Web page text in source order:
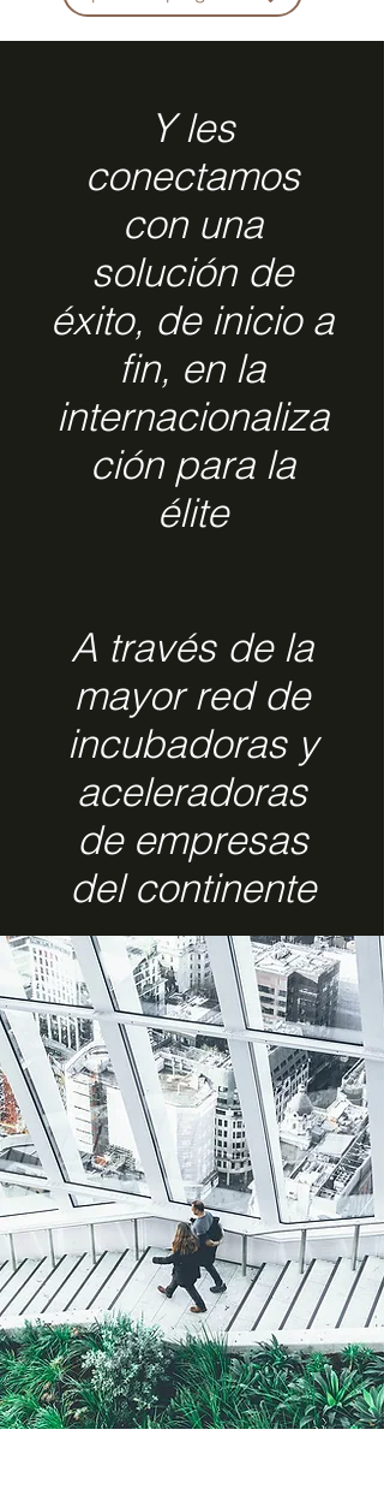
Y les
conectamos
con una
solución de
éxito, de inicio a
fin, en la
internacionaliza
ción para la
élite
A través de la
mayor red de
incubadoras y
aceleradoras
de empresas
del continente